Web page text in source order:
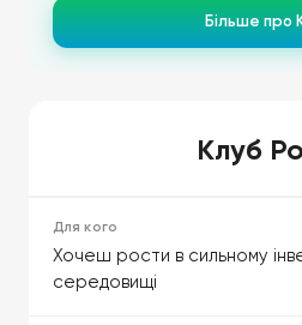
Клуб
Хочеш рости в сильному
середовищі
Більше про